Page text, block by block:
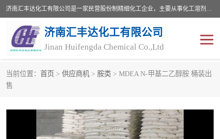
济南汇丰达化工有限公司是一家民营股份制精细化工企业，主要从事化工溶剂、药用辅料、合成中间体等深加工产品的研制开发、生产、销售和进出口贸易。主营产品：环氧丙烷，十二烷基苯，甲基磺酸，磺酸，DMF，DMAC，甘油，苯甲醇，乙酰氯，甲基丙烯酸，甲基丙烯酸甲酯，叔丁醇，异辛酸，二乙烯三胺，一乙，二乙‎，三乙醇胺，原乙酸三甲酯等化工产品及中间体。欢迎各界朋友洽谈咨询业务。
济南汇丰达化工有限公司
Jinan Huifengda Chemical Co.,Ltd
当前位置： 首页 > 供应商机 > 胺类 > MDEA N-甲基二乙醇胺 桶装出
售
醇类 醚类
酚类